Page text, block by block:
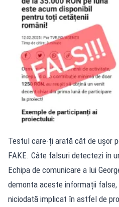
Testul care-ți arată cât de ușor
FAKE. Câte falsuri detectezi în
Echipa de comunicare a lui
demonta aceste informații
niciodată implicat în astfel de